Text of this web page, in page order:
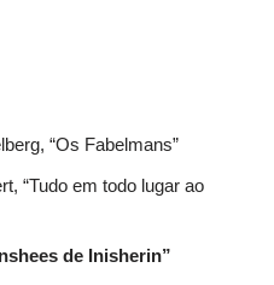
“Os Fabelmans”
“Tudo em todo lugar ao
de Inisherin”